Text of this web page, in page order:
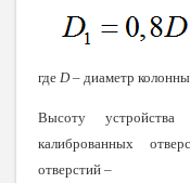
где D– диаметр колонны.
Высоту
калиброванных
отверстий –